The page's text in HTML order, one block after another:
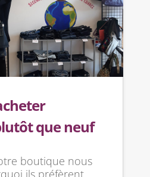
que neuf
boutique nous